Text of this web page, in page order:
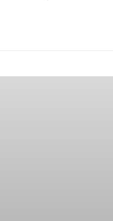
l’inizio di questo